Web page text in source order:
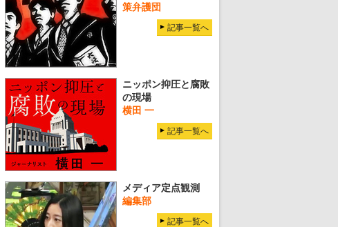
策弁護団
記事一覧へ
ニッポン抑圧と腐敗
の現場
横田 一
記事一覧へ
メディア定点観測
編集部
記事一覧へ